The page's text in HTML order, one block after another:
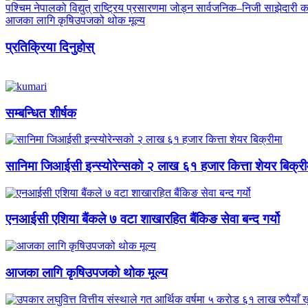
पश्चिम नेपालको विद्युत् राष्ट्रिय प्रसारणमा जोड्न सार्वजनिक–निजी साझेदारी
आजका लागि कृषिउपजको थोक मूल्य
प्रतिक्रिया दिनुहोस्
सम्बन्धित शीर्षक
सानिमा जिआईसी इन्स्योरेन्सको २ लाख ६१ हजार कित्ता शेयर
एनआईसी एशिया बैंकले ७ वटा शाखारहित बैंकिङ सेवा बन्द गर्यो
आजका लागि कृषिउपजको थोक मूल्य